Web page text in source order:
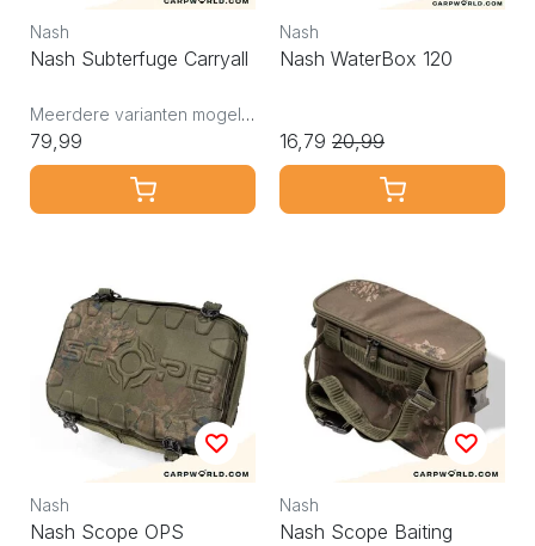
Nash
Nash Subterfuge Carryall
Meerdere varianten mogelijk
79,99
Nash
Nash WaterBox 120
16,79 20,99
Nash
Nash Scope OPS
Nash
Nash Scope Baiting